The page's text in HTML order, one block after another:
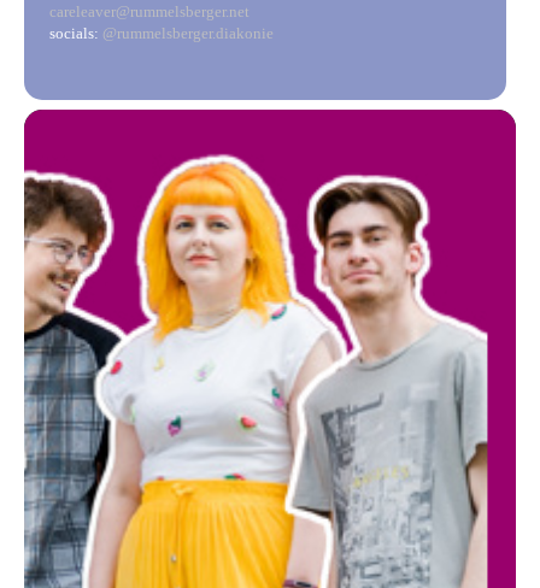
careleaver@rummelsberger.net
socials: @rummelsberger.diakonie